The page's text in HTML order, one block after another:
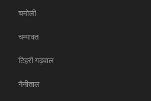
चमोली
चम्पावत
टिहरी गढ़वाल
नैनीताल